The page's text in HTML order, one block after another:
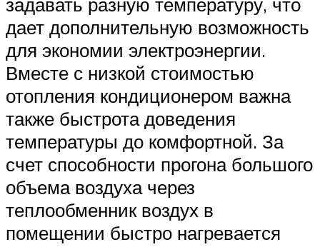
дает дополнительную возможность
для экономии электроэнергии.
Вместе с низкой стоимостью
отопления кондиционером важна
также быстрота доведения
температуры до комфортной. За
счет способности прогона большого
объема воздуха через
теплообменник воздух в
помещении быстро нагревается